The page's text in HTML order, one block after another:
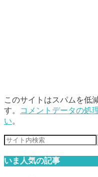
このサイトはスパムを低
す。
コメントデータの処
い。
いま人気の記事